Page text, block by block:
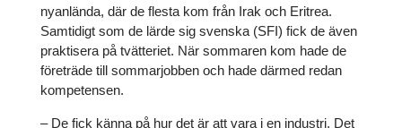
nyanlända, där de flesta kom från Irak och Eritrea.
Samtidigt som de lärde sig svenska (SFI) fick de även
praktisera på tvätteriet. När sommaren kom hade de
företräde till sommarjobben och hade därmed redan
kompetensen.
– De fick känna på hur det är att vara i en industri. Det